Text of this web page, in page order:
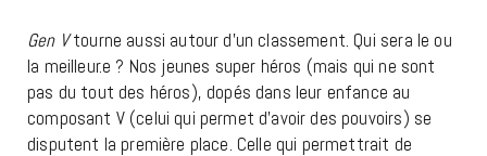
Gen Vtourne aussi autour d’un classement. Qui sera le ou
la meilleur.e ? Nos jeunes super héros (mais qui ne sont
pas du tout des héros), dopés dans leur enfance au
composant V (celui qui permet d’avoir des pouvoirs) se
disputent la première place. Celle qui permettrait de